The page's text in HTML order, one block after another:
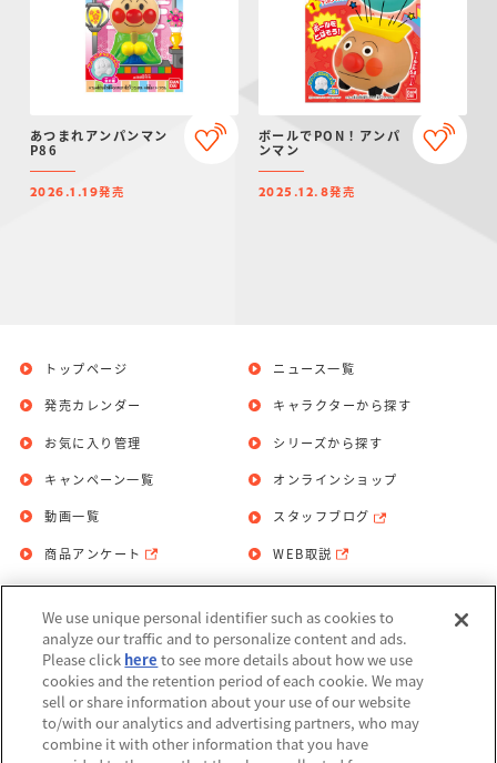
あつまれアンパンマン
P86
2026.1.19発売
ボールでPON！アンパ
ンマン
2025.12.8発売
トップページ
発売カレンダー
お気に入り管理
ニュース一覧
キャラクターから探す
シリーズから探す
キャンペーン一覧
動画一覧
商品アンケート
オンラインショップ
スタッフブログ
WEB取説
お問い合わせ 個人情報保護方針
利用規約
Do Not Sell or Share My Personal
Information
We use unique personal identifier such as cookies to
analyze our traffic and to personalize content and ads.
Please click here to see more details about how we use
cookies and the retention period of each cookie. We may
sell or share information about your use of our website
to/with our analytics and advertising partners, who may
combine it with other information that you have